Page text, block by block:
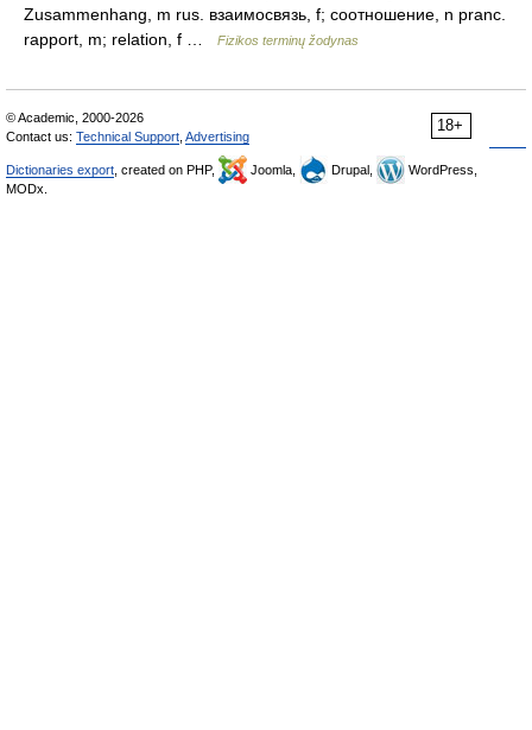
Zusammenhang, m rus. взаимосвязь, f; соотношение, n pranc.
rapport, m; relation, f …
Fizikos terminų žodynas
18+
© Academic, 2000-2026
Contact us: Technical Support Advertising
Dictionaries export , created on PHP, Joomla, Drupal,
WordPress,
MODx.